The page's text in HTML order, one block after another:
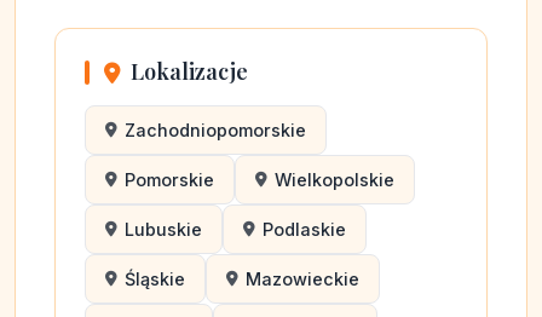
Lokalizacje
Zachodniopomorskie
Pomorskie Wielkopolskie
Lubuskie Podlaskie
Śląskie Mazowieckie